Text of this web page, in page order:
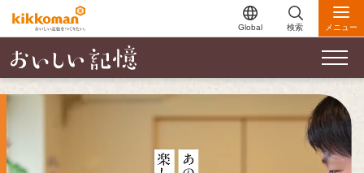
Global 検索 メニュー